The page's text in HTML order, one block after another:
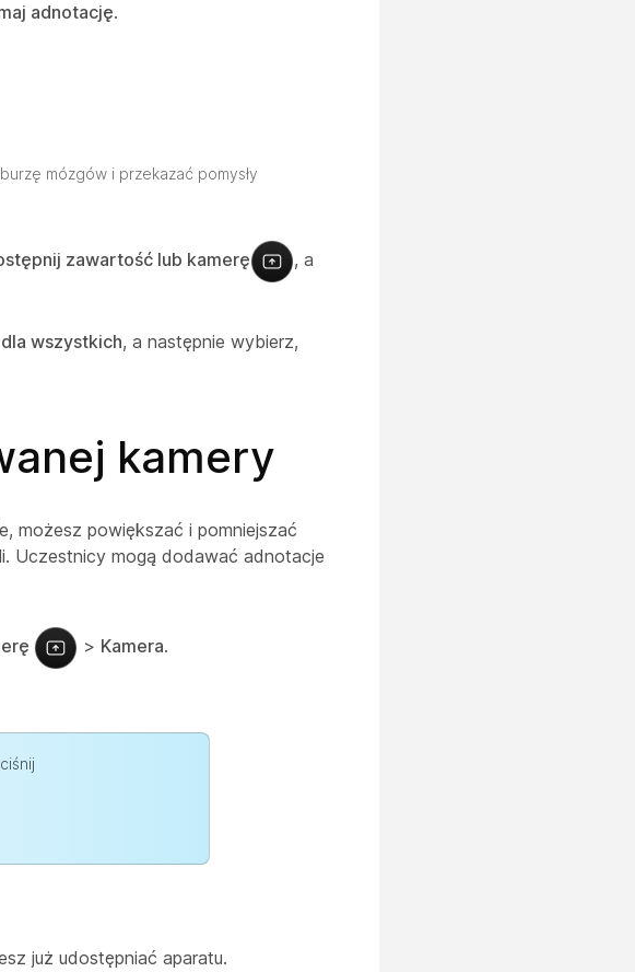
adnotację.
mózgów i przekazać pomysły
zawartość lub kamerę
, a
wszystkich, a następnie wybierz,
kamery
możesz powiększać i pomniejszać
Uczestnicy mogą dodawać adnotacje
> Kamera.
już udostępniać aparatu.